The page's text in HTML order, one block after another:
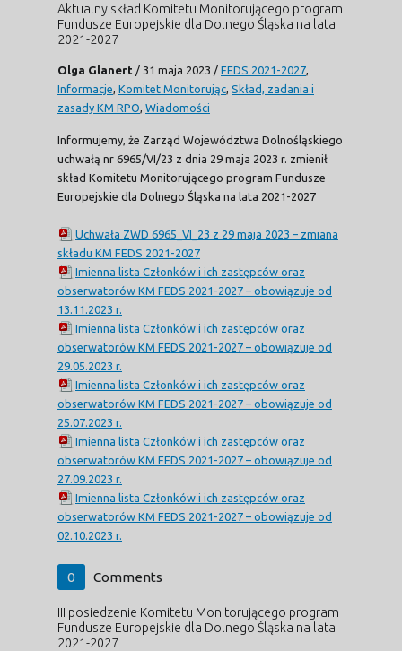
Aktualny skład Komitetu Monitorującego program
Fundusze Europejskie dla Dolnego Śląska na lata
2021-2027
Olga Glanert / 31 maja 2023 / FEDS 2021-2027
Informacje Komitet Monitorując Skład, zadania i
zasady KM RPO Wiadomości
Informujemy, że Zarząd Województwa Dolnośląskiego
uchwałą nr 6965/VI/23 z dnia 29 maja 2023 r. zmienił
skład Komitetu Monitorującego program Fundusze
Europejskie dla Dolnego Śląska na lata 2021-2027
Uchwała ZWD 6965_VI_23 z 29 maja 2023 – zmiana
składu KM FEDS 2021-2027
Imienna lista Członków i ich zastępców oraz
obserwatorów KM FEDS 2021-2027 – obowiązuje od
13.11.2023 r.
Imienna lista Członków i ich zastępców oraz
obserwatorów KM FEDS 2021-2027 – obowiązuje od
29.05.2023 r.
Imienna lista Członków i ich zastępców oraz
obserwatorów KM FEDS 2021-2027 – obowiązuje od
25.07.2023 r.
Imienna lista Członków i ich zastępców oraz
obserwatorów KM FEDS 2021-2027 – obowiązuje od
27.09.2023 r.
Imienna lista Członków i ich zastępców oraz
obserwatorów KM FEDS 2021-2027 – obowiązuje od
02.10.2023 r.
0 Comments
III posiedzenie Komitetu Monitorującego program
Fundusze Europejskie dla Dolnego Śląska na lata
2021-2027